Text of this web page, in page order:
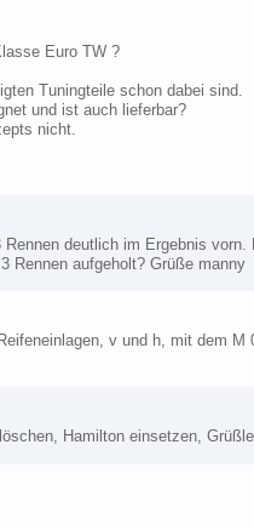
Euro TW ?
Tuningteile schon dabei sind.
und ist auch lieferbar?
nicht.
deutlich im Ergebnis
Rennen aufgeholt? Grüße manny
v und h, mit dem
Hamilton einsetzen,